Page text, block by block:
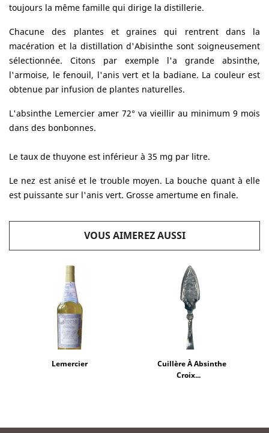
toujours la même famille qui dirige la distillerie.
Chacune des plantes et graines qui rentrent dans la
macération et la distillation d'Abisinthe sont soigneusement
sélectionnée. Citons par exemple l'a grande absinthe,
l'armoise, le fenouil, l'anis vert et la badiane. La couleur est
obtenue par infusion de plantes naturelles.
L'absinthe Lemercier amer 72° va vieillir au minimum 9 mois
dans des bonbonnes.
Le taux de thuyone est inférieur à 35 mg par litre.
Le nez est anisé et le trouble moyen. La bouche quant à elle
est puissante sur l'anis vert. Grosse amertume en finale.
VOUS AIMEREZ AUSSI
Lemercier
Cuillère À Absinthe
Croix...